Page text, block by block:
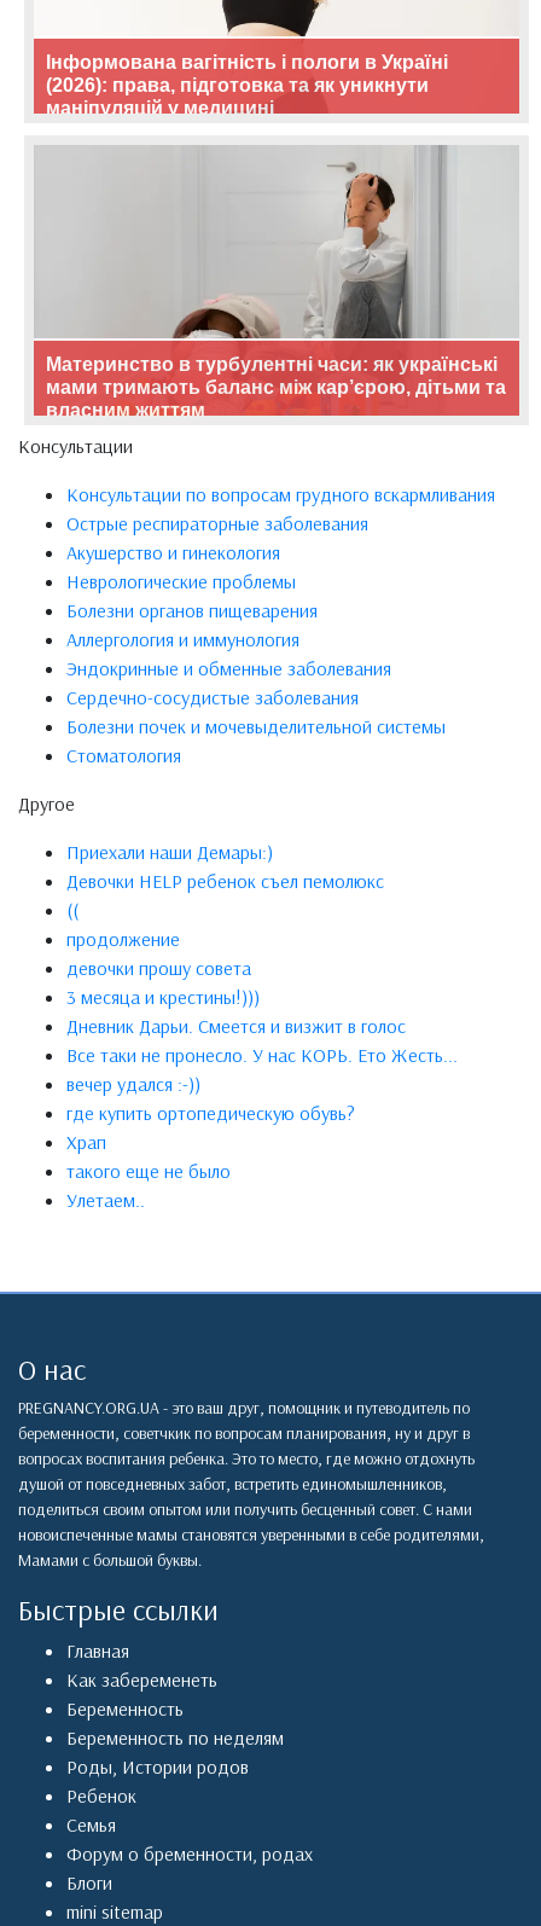
Інформована вагітність і пологи в Україні
(2026): права, підготовка та як уникнути
маніпуляцій у медицині
Материнство в турбулентні часи: як українські
мами тримають баланс між кар’єрою, дітьми та
власним життям
Консультации
Консультации по вопросам грудного вскармливания
Острые респираторные заболевания
Акушерство и гинекология
Неврологические проблемы
Болезни органов пищеварения
Аллергология и иммунология
Эндокринные и обменные заболевания
Сердечно-сосудистые заболевания
Болезни почек и мочевыделительной системы
Стоматология
Другое
Приехали наши Демары:)
Девочки HELP ребенок съел пемолюкс
((
продолжение
девочки прошу совета
3 месяца и крестины!)))
Дневник Дарьи. Смеется и визжит в голос
Все таки не пронесло. У нас КОРЬ. Ето Жесть...
вечер удался :-))
где купить ортопедическую обувь?
Храп
такого еще не было
Улетаем..
О нас
PREGNANCY.ORG.UA - это ваш друг, помощник и путеводитель по
беременности, советчкик по вопросам планирования, ну и друг в
вопросах воспитания ребенка. Это то место, где можно отдохнуть
душой от повседневных забот, встретить единомышленников,
поделиться своим опытом или получить бесценный совет. С нами
новоиспеченные мамы становятся уверенными в себе родителями,
Мамами с большой буквы.
Быстрые ссылки
Главная
Как забеременеть
Беременность
Беременность по неделям
Роды, Истории родов
Ребенок
Семья
Форум о бременности, родах
Блоги
mini sitemap